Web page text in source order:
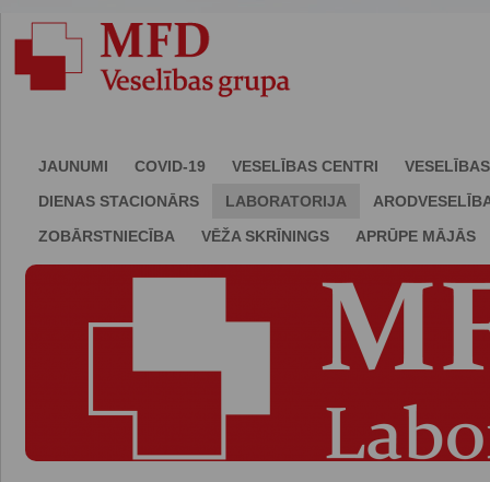
JAUNUMI COVID-19 VESELĪBAS CENTRI
DIENAS STACIONĀRS
LABORATORIJA
ZOBĀRSTNIECĪBA
VĒŽA SKRĪNINGS APRŪPE MĀJĀS